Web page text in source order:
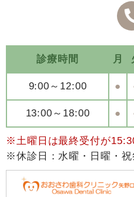
診療時間 月
9:00～12:00 ●
13:00～18:00 ●
※土曜日は最終受付が
※休診日：水曜・日曜・祝